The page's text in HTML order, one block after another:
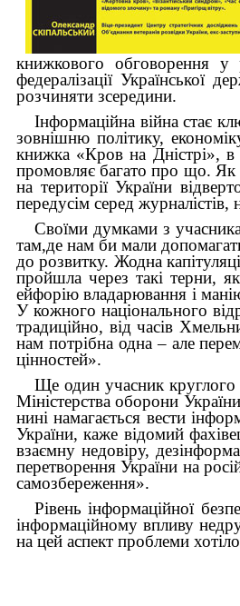
книжкового обговорення у
федералізації Української
розчиняти зсередини.
Інформаційна війна стає
зовнішню політику,
книжка «Кров на Дністрі»,
промовляє багато про що. Як
на території України
передусім серед
Своїми думками з
там,де нам би мали
до розвитку. Жодна
пройшла через такі терни,
ейфорію владарювання і
У кожного національного
традиційно, від часів
нам потрібна одна – але
цінностей».
Ще один учасник круглого
Міністерства оборони
нині намагається вести
України, каже відомий
взаємну недовіру,
перетворення України на
самозбереження».
Рівень інформаційної
інформаційному впливу
на цей аспект проблеми